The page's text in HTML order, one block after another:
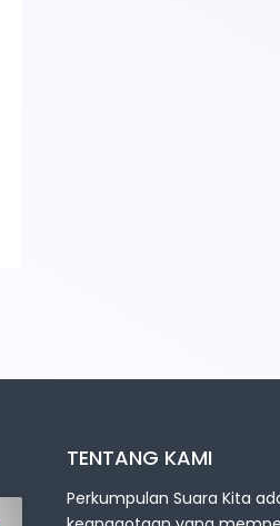
TENTANG KAMI
Perkumpulan Suara Kita